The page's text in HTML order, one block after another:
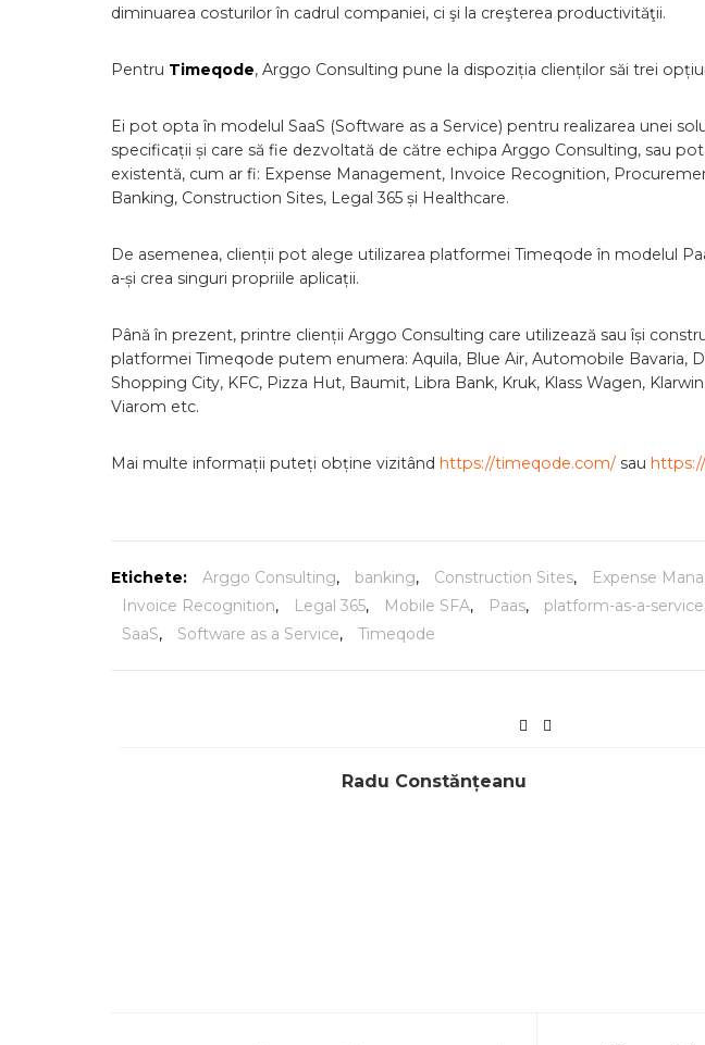
diminuarea costurilor în cadrul companiei, ci şi la creşterea productivităţii.
Pentru Timeqode, Arggo Consulting pune la dispoziția clienților săi trei
Ei pot opta în modelul SaaS (Software as a Service) pentru realizarea unei
specificații și care să fie dezvoltată de către echipa Arggo Consulting, sau
existentă, cum ar fi: Expense Management, Invoice Recognition,
Banking, Construction Sites, Legal 365 și Healthcare.
De asemenea, clienții pot alege utilizarea platformei Timeqode în modelul
a-și crea singuri propriile aplicații.
Până în prezent, printre clienții Arggo Consulting care utilizează sau își
platformei Timeqode putem enumera: Aquila, Blue Air, Automobile Bavaria,
Shopping City, KFC, Pizza Hut, Baumit, Libra Bank, Kruk, Klass Wagen,
Viarom etc.
Mai multe informații puteți obține vizitând https://timeqode.com/ sau
Etichete: Arggo Consulting, banking, Construction Sites, Expense
Invoice Recognition, Legal 365, Mobile SFA, Paas, platform-as-a-service
SaaS, Software as a Service, Timeqode
Radu Constănțeanu